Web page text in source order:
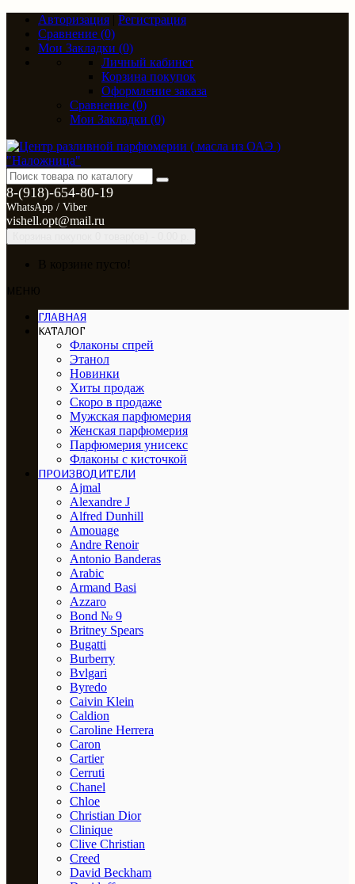
Авторизация
Регистрация
Сравнение (0)
Мои Закладки (0)
Личный кабинет
Корзина покупок
Оформление заказа
Сравнение (0)
Мои Закладки (0)
8-(918)-654-80-19
WhatsApp / Viber
vishell.opt@mail.ru
ГЛАВНАЯ
КАТАЛОГ
Флаконы спрей
Этанол
Новинки
Хиты продаж
Скоро в продаже
Мужская парфюмерия
Женская парфюмерия
Парфюмерия унисекс
Флаконы с кисточкой
ПРОИЗВОДИТЕЛИ
Ajmal
Alexandre J
Alfred Dunhill
Amouage
Andre Renoir
Antonio Banderas
Arabic
Armand Basi
Azzaro
Bond № 9
Britney Spears
Bugatti
Burberry
Bvlgari
Byredo
Caivin Klein
Caldion
Caroline Herrera
Caron
Cartier
Cerruti
Chanel
Chloe
Christian Dior
Clinique
Clive Christian
Creed
David Beckham